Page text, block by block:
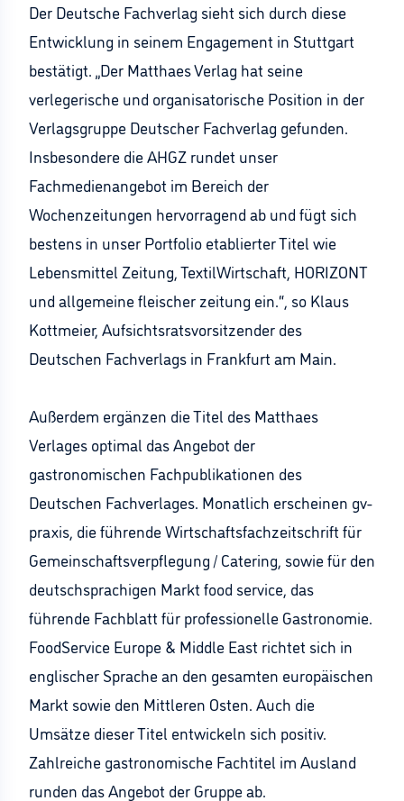
Der Deutsche Fachverlag sieht sich durch diese
Entwicklung in seinem Engagement in Stuttgart
bestätigt. „Der Matthaes Verlag hat seine
verlegerische und organisatorische Position in der
Verlagsgruppe Deutscher Fachverlag gefunden.
Insbesondere die AHGZ rundet unser
Fachmedienangebot im Bereich der
Wochenzeitungen hervorragend ab und fügt sich
bestens in unser Portfolio etablierter Titel wie
Lebensmittel Zeitung, TextilWirtschaft, HORIZONT
und allgemeine fleischer zeitung ein.“, so Klaus
Kottmeier, Aufsichtsratsvorsitzender des
Deutschen Fachverlags in Frankfurt am Main.
Außerdem ergänzen die Titel des Matthaes
Verlages optimal das Angebot der
gastronomischen Fachpublikationen des
Deutschen Fachverlages. Monatlich erscheinen gv-
praxis, die führende Wirtschaftsfachzeitschrift für
Gemeinschaftsverpflegung / Catering, sowie für den
deutschsprachigen Markt food service, das
führende Fachblatt für professionelle Gastronomie.
FoodService Europe & Middle East richtet sich in
englischer Sprache an den gesamten europäischen
Markt sowie den Mittleren Osten. Auch die
Umsätze dieser Titel entwickeln sich positiv.
Zahlreiche gastronomische Fachtitel im Ausland
runden das Angebot der Gruppe ab.